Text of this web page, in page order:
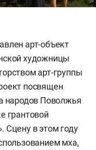
арт-объект
художницы
арт-группы
посвящен
народов Поволжья
грантовой
в этом году
мха,